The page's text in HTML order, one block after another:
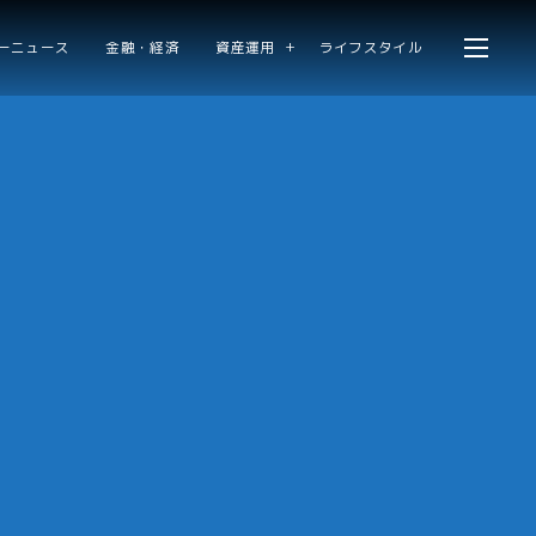
ニュース 金融・経済 資産運用 ライフスタイル